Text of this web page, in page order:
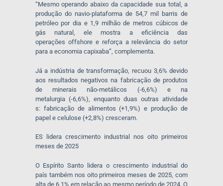
“Mesmo operando abaixo da capacidade sua total, a
produção do navio-plataforma de 54,7 mil barris de
petróleo por dia e 1,9 milhão de metros cúbicos de
gás natural, ele mostra a eficiência das
operações offshore e reforça a relevância do setor
para a economia capixaba”, complementa.
Já a indústria de transformação, recuou 3,6% devido
aos resultados negativos na fabricação de produtos
de minerais não-metálicos (-6,6%) e na
metalurgia (-6,6%), enquanto duas outras atividade
s: fabricação de alimentos (+1,9%) e produção de
papel e celulose (+2,8%) cresceram.
ES lidera crescimento industrial nos oito primeiros
meses de 2025
O Espírito Santo lidera o crescimento industrial do
país também nos oito primeiros meses de 2025, com
alta de 6,1% em relação ao mesmo período de 2024. O